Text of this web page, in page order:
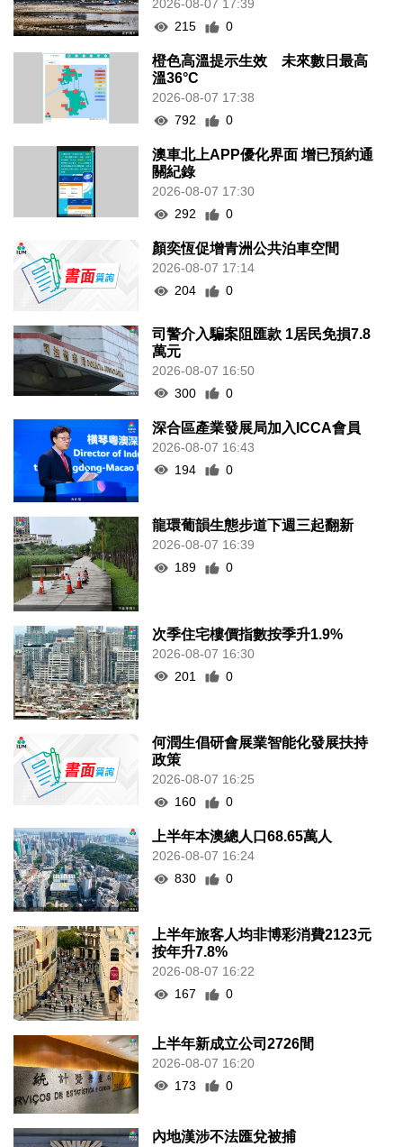
2026-08-07 17:39
215
0
橙色高溫提示生效 未來數日最高
溫36°C
2026-08-07 17:38
792
0
澳車北上APP優化界面 增已預約通
關紀錄
2026-08-07 17:30
292
0
顏奕恆促增青洲公共泊車空間
2026-08-07 17:14
204
0
司警介入騙案阻匯款 1居民免損7.8
萬元
2026-08-07 16:50
300
0
深合區產業發展局加入ICCA會員
2026-08-07 16:43
194
0
龍環葡韻生態步道下週三起翻新
2026-08-07 16:39
189
0
次季住宅樓價指數按季升1.9%
2026-08-07 16:30
201
0
何潤生倡研會展業智能化發展扶持
政策
2026-08-07 16:25
160
0
上半年本澳總人口68.65萬人
2026-08-07 16:24
830
0
上半年旅客人均非博彩消費2123元
按年升7.8%
2026-08-07 16:22
167
0
上半年新成立公司2726間
2026-08-07 16:20
173
0
內地漢涉不法匯兌被捕